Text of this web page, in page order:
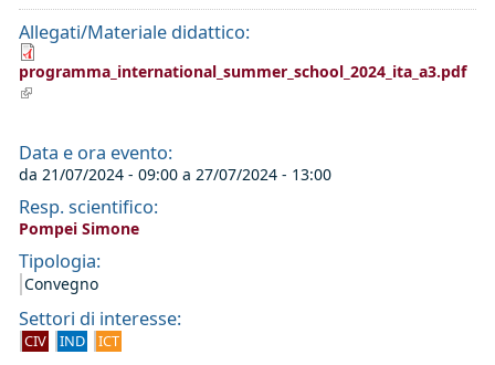
Allegati/Materiale didattico:
programma_international_summer_school_2024_ita_a3.pdf
(link is external)
Data e ora evento:
da 21/07/2024 - 09:00 a 27/07/2024 - 13:00
Resp. scientifico:
Pompei Simone
Tipologia:
Convegno
Settori di interesse:
CIV IND ICT